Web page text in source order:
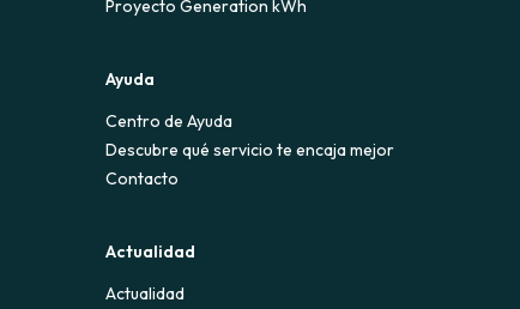
Proyecto Generation kWh
Ayuda
Centro de Ayuda
Descubre qué servicio te encaja mejor
Contacto
Actualidad
Actualidad